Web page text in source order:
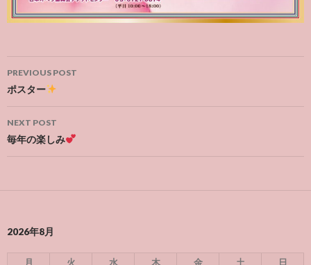
Post
navigation
PREVIOUS POST
ポスター
NEXT POST
毎年の楽しみ
2026年8月
月 火 水 木 金 土
日